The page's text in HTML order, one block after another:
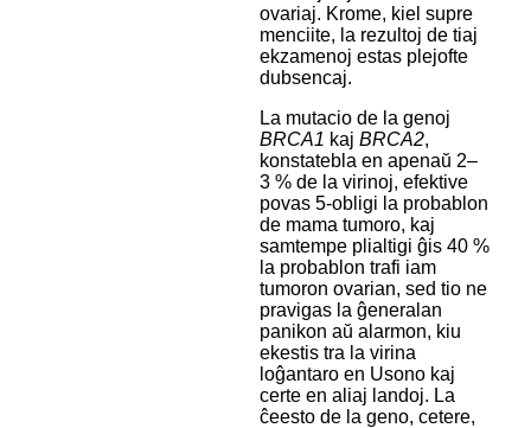
ovariaj. Krome, kiel supre
menciite, la rezultoj de tiaj
ekzamenoj estas plejofte
dubsencaj.
La mutacio de la genoj
BRCA1 kaj BRCA2,
konstatebla en apenaŭ 2–
3 % de la virinoj, efektive
povas 5-obligi la probablon
de mama tumoro, kaj
samtempe plialtigi ĝis 40 %
la probablon trafi iam
tumoron ovarian, sed tio ne
pravigas la ĝeneralan
panikon aŭ alarmon, kiu
ekestis tra la virina
loĝantaro en Usono kaj
certe en aliaj landoj. La
ĉeesto de la geno, cetere,